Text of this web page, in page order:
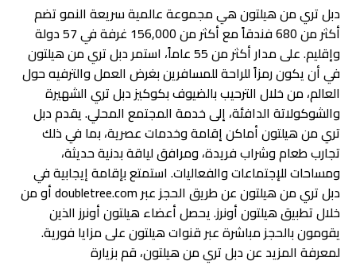
دبل تري من هيلتون هي مجموعة عالمية سريعة النمو تضم
أكثر من 680 فندقاً مع أكثر من 156,000 غرفة في 57 دولة
وإقليم. على مدار أكثر من 55 عاماً، استمر دبل تري من هيلتون
في أن يكون رمزاً للراحة للمسافرين بغرض العمل والترفيه حول
العالم، من خلال الترحيب بالضيوف بكوكيز دبل تري الشهيرة
والشوكولاتة الدافئة، إلى خدمة المجتمع المحلي. يقدم دبل
تري من هيلتون أماكن إقامة وخدمات عصرية، بما في ذلك
تجارب طعام وشراب فريدة، ومرافق لياقة بدنية حديثة،
ومساحات للإجتماعات والفعاليات. استمتع بإقامة إيجابية في
دبل تري من هيلتون عن طريق الحجز عبر doubletree.com أو من
خلال تطبيق هيلتون أونرز. يحصل أعضاء هيلتون أونرز الذين
يقومون بالحجز مباشرة عبر قنوات هيلتون على مزايا فورية.
لمعرفة المزيد عن دبل تري من هيلتون، قم بزيارة